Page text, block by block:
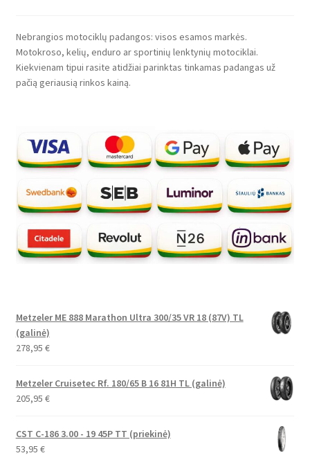
Nebrangios motociklų padangos: visos esamos markės.
Motokroso, kelių, enduro ar sportinių lenktynių motociklai.
Kiekvienam tipui rasite atidžiai parinktas tinkamas padangas už
pačią geriausią rinkos kainą.
Metzeler ME 888 Marathon Ultra 300/35 VR 18 (87V) TL
(galinė)
278,95 €
Metzeler Cruisetec Rf. 180/65 B 16 81H TL (galinė)
205,95 €
CST C-186 3.00 - 19 45P TT (priekinė)
53,95 €